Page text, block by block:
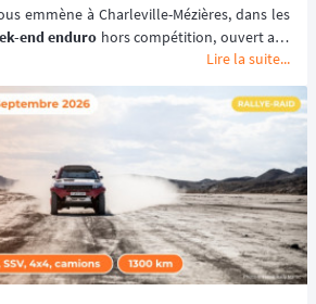
emmène à Charleville-Mézières, dans les
end enduro hors compétition, ouvert aux
dès 125 cm³. 🏍️
de Charleville-Mézières en Ardennes
30 éditions, cette
aventure moto mise sur
que sur la performance chronométrée.
19 au 20 Septembre 2026.
Lire la suite...